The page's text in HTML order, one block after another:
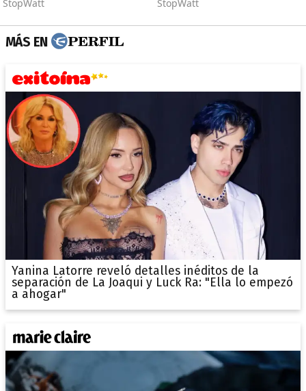
MÁS EN
Yanina Latorre reveló detalles inéditos de la
separación de La Joaqui y Luck Ra: "Ella lo empezó
a ahogar"